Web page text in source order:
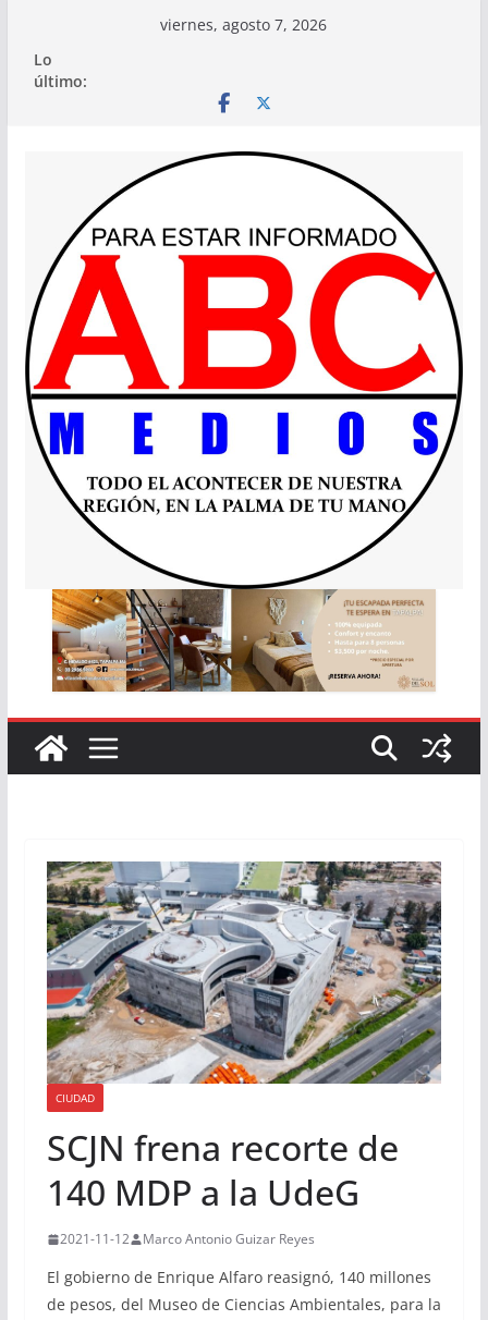
contenido
viernes, agosto 7, 2026
Lo
último:
CIUDAD
SCJN frena recorte de
140 MDP a la UdeG
2021-11-12 Marco Antonio Guizar Reyes
El gobierno de Enrique Alfaro reasignó, 140 millones
de pesos, del Museo de Ciencias Ambientales, para la